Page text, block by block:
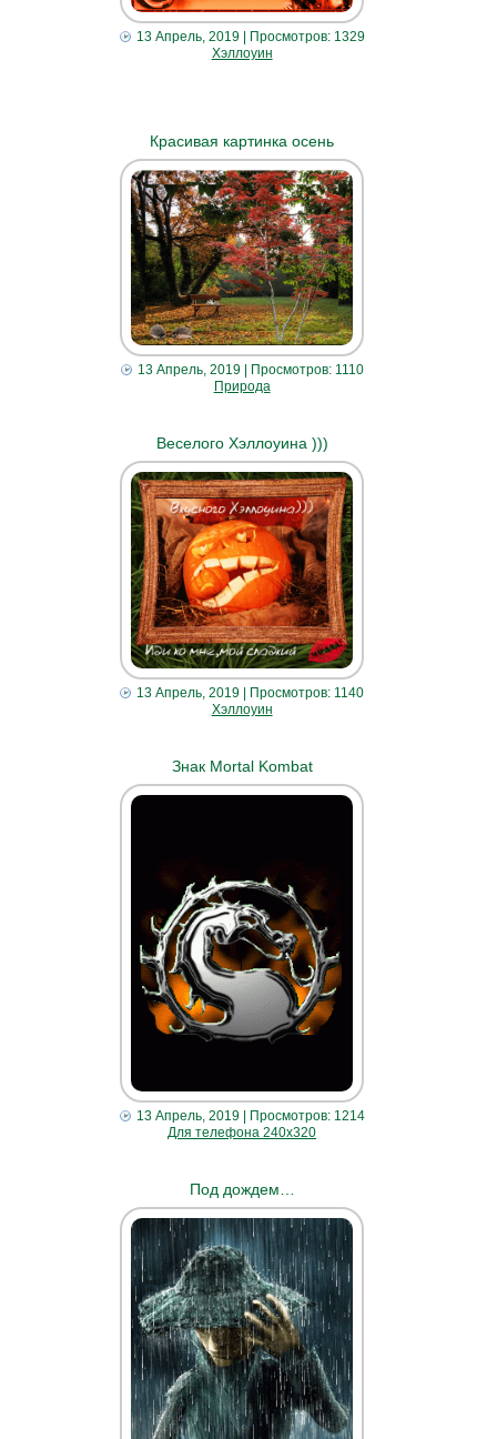
13 Апрель, 2019| Просмотров: 1329
Хэллоуин
Красивая картинка осень
13 Апрель, 2019| Просмотров: 1110
Природа
Веселого Хэллоуина )))
13 Апрель, 2019 | Просмотров: 1140
Хэллоуин
Знак Mortal Kombat
13 Апрель, 2019| Просмотров: 1214
Для телефона 240х320
Под дождем…